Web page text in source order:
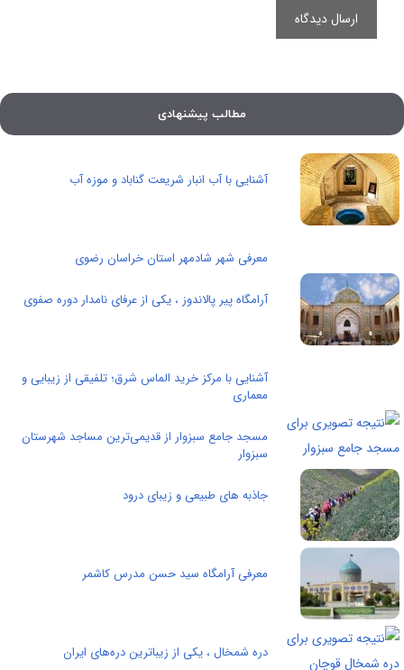
مطالب پیشنهادی
آشنایی با آب انبار شریعت گناباد و موزه آب
معرفی شهر شادمهر استان خراسان رضوی
آرامگاه پیر پالاندوز ، یکی از عرفای نامدار دوره صفوی
آشنایی با مرکز خرید الماس شرق؛ تلفیقی از زیبایی و
معماری
مسجد جامع سبزوار از قدیمی‌ترین مساجد شهرستان
سبزوار
جاذبه های طبیعی و زیبای درود
معرفی آرامگاه سید حسن مدرس کاشمر
دره شمخال ، یکی از زیباترین دره‌های ایران